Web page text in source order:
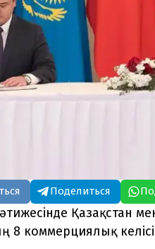
Поделиться
Қазақстан
8 коммерциялық